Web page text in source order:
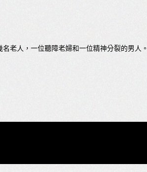
老人，一位聽障老婦和一位精神分裂的男人。